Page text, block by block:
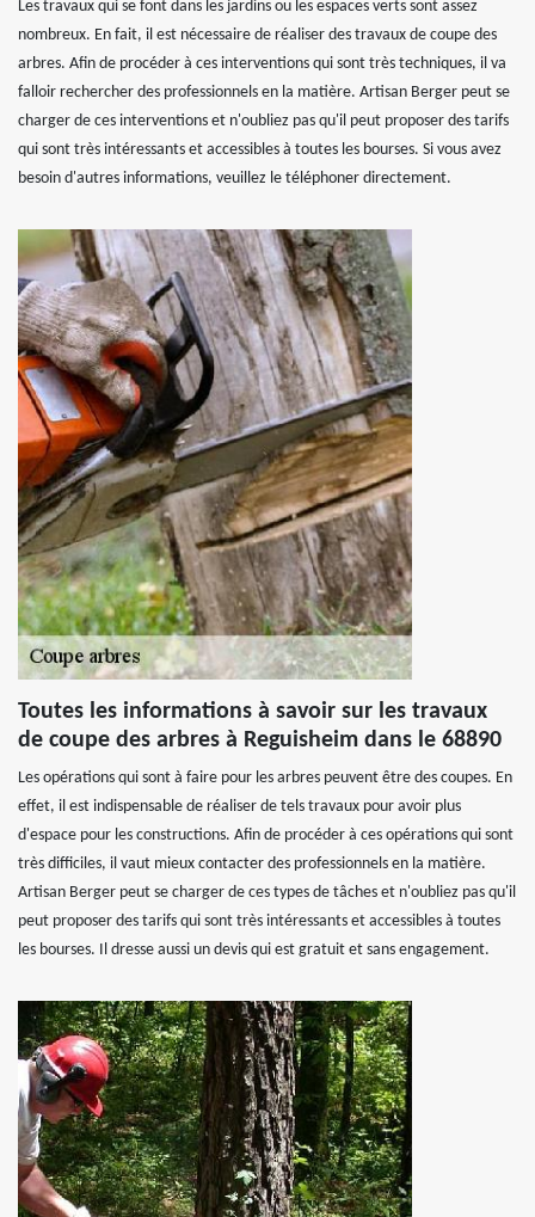
Les travaux qui se font dans les jardins ou les espaces verts sont assez
nombreux. En fait, il est nécessaire de réaliser des travaux de coupe des
arbres. Afin de procéder à ces interventions qui sont très techniques, il va
falloir rechercher des professionnels en la matière. Artisan Berger peut se
charger de ces interventions et n'oubliez pas qu'il peut proposer des tarifs
qui sont très intéressants et accessibles à toutes les bourses. Si vous avez
besoin d'autres informations, veuillez le téléphoner directement.
Toutes les informations à savoir sur les travaux
de coupe des arbres à Reguisheim dans le 68890
Les opérations qui sont à faire pour les arbres peuvent être des coupes. En
effet, il est indispensable de réaliser de tels travaux pour avoir plus
d'espace pour les constructions. Afin de procéder à ces opérations qui sont
très difficiles, il vaut mieux contacter des professionnels en la matière.
Artisan Berger peut se charger de ces types de tâches et n'oubliez pas qu'il
peut proposer des tarifs qui sont très intéressants et accessibles à toutes
les bourses. Il dresse aussi un devis qui est gratuit et sans engagement.